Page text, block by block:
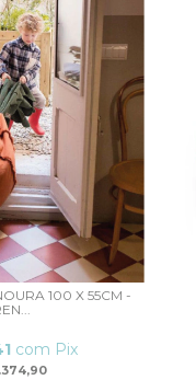
100 X 55CM -
com Pix